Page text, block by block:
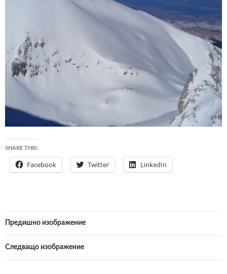
SHARE THIS:
Facebook Twitter LinkedIn
Предишно изображение
Следващо изображение